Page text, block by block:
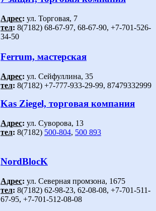
Адрес: ул. Торговая, 7
тел: 8(7182) 68-67-97, 68-67-90, +7-701-526-
34-50
Ferrum, мастерская
Адрес: ул. Сейфуллина, 35
тел: 8(7182) +7-777-933-29-99, 87479332999
Kas Ziegel, торговая компания
Адрес: ул. Суворова, 13
тел: 8(7182) 500-804, 500 893
NordBlocK
Адрес: ул. Северная промзона, 1675
тел: 8(7182) 62-98-23, 62-08-08, +7-701-511-
67-95, +7-701-512-08-08